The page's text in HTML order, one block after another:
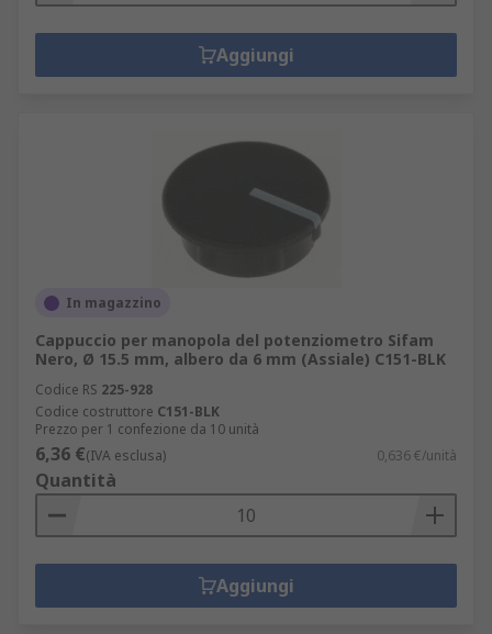
Aggiungi
In magazzino
Cappuccio per manopola del potenziometro Sifam
Nero, Ø 15.5 mm, albero da 6 mm (Assiale) C151-BLK
Codice RS 225-928
Codice costruttore C151-BLK
Prezzo per 1 confezione da 10 unità
6,36 €(IVA esclusa) 0,636 €/unità
Quantità
Aggiungi